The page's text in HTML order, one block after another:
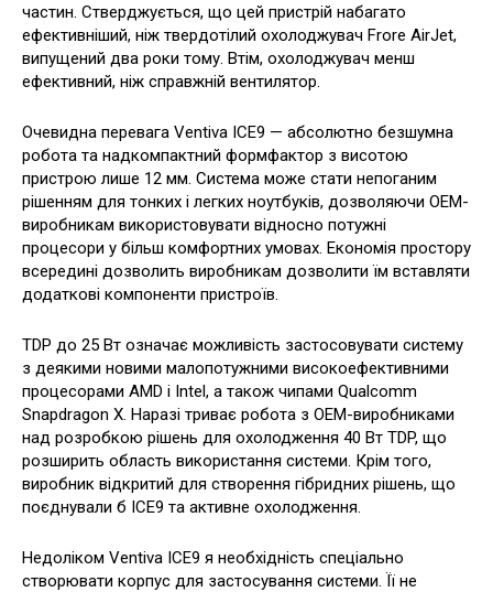
частин. Стверджується, що цей пристрій набагато
ефективніший, ніж твердотілий охолоджувач Frore AirJet,
випущений два роки тому. Втім, охолоджувач менш
ефективний, ніж справжній вентилятор.
Очевидна перевага Ventiva ICE9 — абсолютно безшумна
робота та надкомпактний формфактор з висотою
пристрою лише 12 мм. Система може стати непоганим
рішенням для тонких і легких ноутбуків, дозволяючи OEM-
виробникам використовувати відносно потужні
процесори у більш комфортних умовах. Економія простору
всередині дозволить виробникам дозволити їм вставляти
додаткові компоненти пристроїв.
TDP до 25 Вт означає можливість застосовувати систему
з деякими новими малопотужними високоефективними
процесорами AMD і Intel, а також чипами Qualcomm
Snapdragon X. Наразі триває робота з OEM-виробниками
над розробкою рішень для охолодження 40 Вт TDP, що
розширить область використання системи. Крім того,
виробник відкритий для створення гібридних рішень, що
поєднували б ICE9 та активне охолодження.
Недоліком Ventiva ICE9 я необхідність спеціально
створювати корпус для застосування системи. Її не